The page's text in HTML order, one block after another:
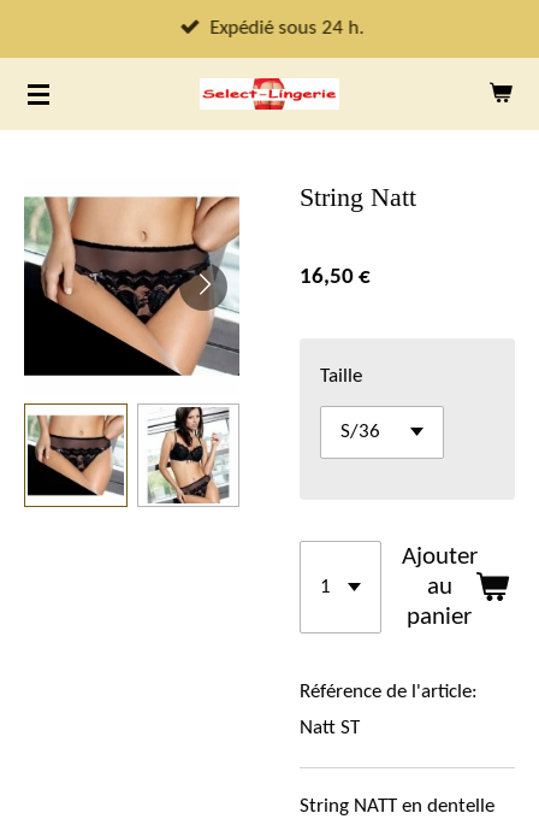
au
contenu
principal
Expédié sous 24 h.
String Natt
16,50 €
Taille
Ajouter
au
panier
Référence de l'article:
Natt ST
String NATT en dentelle